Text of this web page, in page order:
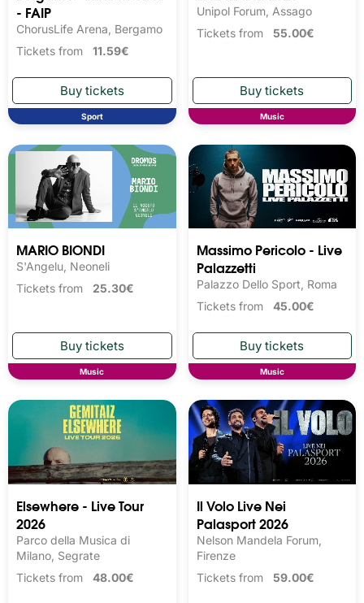
- FAIP
ChorusLife Arena, Bergamo
Tickets from 11.59€
Sport
Unipol Forum, Assago
Tickets from 55.00€
Music
MARIO BIONDI
S'Angelu, Neoneli
Tickets from 25.30€
Music
Massimo Pericolo - Live
Palazzetti
Palazzo Dello Sport, Roma
Tickets from 45.00€
Music
Elsewhere - Live Tour
2026
Parco della Musica di
Milano, Segrate
Tickets from 48.00€
Il Volo Live Nei
Palasport 2026
Nelson Mandela Forum,
Firenze
Tickets from 59.00€